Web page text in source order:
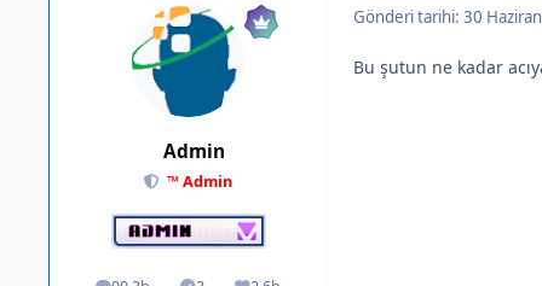
Admin
™ Admin
Gönderi tarihi: 30
Bu şutun ne kadar